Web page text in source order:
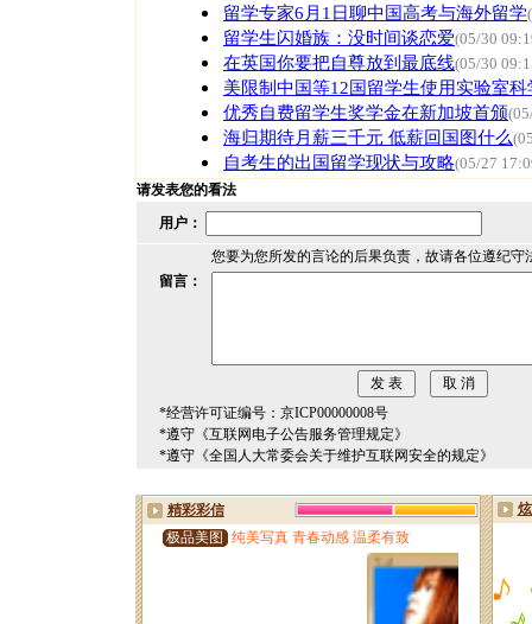
留学专家6月1日聊中国高考与海外留学
留学生闪婚族：没时间谈恋爱(05/30
在英国你要把自尊放到最底线(05/30
美限制中国等12国留学生使用实验室科
优秀自费留学生奖学金在新加坡首颁
海归期待月薪三千元 低薪回国图什么
自考生的出国留学现状与攻略(05/27
请发表您的看法
用户：
您要为您所发的言论的后果负责，故请各位遵纪守
留言：
*经营许可证编号：京ICP00000008号
*遵守《互联网电子公告服务管理规定》
*遵守《全国人大常委会关于维护互联网安全的规定》